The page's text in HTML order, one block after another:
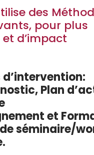
des
pour plus
d’impact
d’intervention:
Plan
et
séminaire/